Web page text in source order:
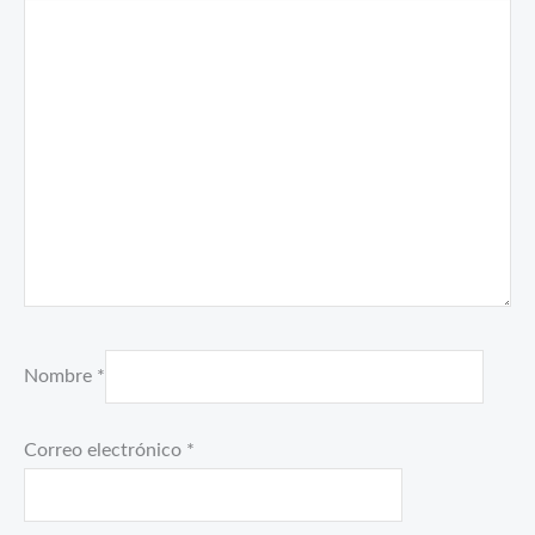
Nombre *
Correo electrónico *